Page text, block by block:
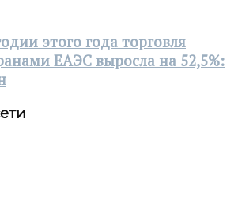
этого года торговля
ЕАЭС выросла на 52,5%: